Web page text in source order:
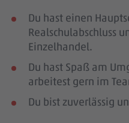
Du hast einen
Realschulabschluss
Einzelhandel.
Du hast Spaß am
arbeitest gern im
Du bist zuverlässig